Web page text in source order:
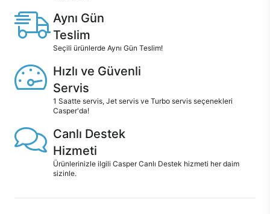
Aynı Gün
Teslim
Seçili ürünlerde Aynı Gün Teslim!
Hızlı ve Güvenli
Servis
1 Saatte servis, Jet servis ve Turbo servis seçenekleri
Casper'da!
Canlı Destek
Hizmeti
Ürünlerinizle ilgili Casper Canlı Destek hizmeti her daim
sizinle.